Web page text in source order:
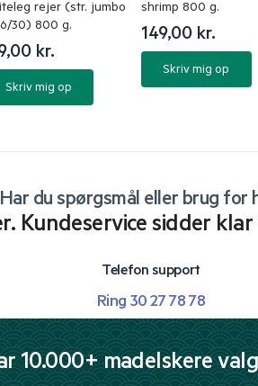
rejer (str. jumbo
30) 800 g.
kr.
Skriv mig op
shrimp 800 g.
149,00 kr.
Skriv mig op
Har du spørgsmål eller brug for
Kundeservice sidder
Telefon support
Ring 30 27 78 78
10.000+ madelskere